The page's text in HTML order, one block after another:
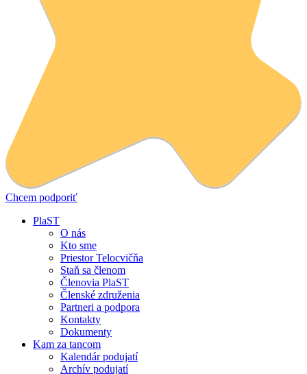
Chcem podporiť
PlaST
O nás
Kto sme
Priestor Telocvičňa
Staň sa členom
Členovia PlaST
Členské združenia
Partneri a podpora
Kontakty
Dokumenty
Kam za tancom
Kalendár podujatí
Archív podujatí